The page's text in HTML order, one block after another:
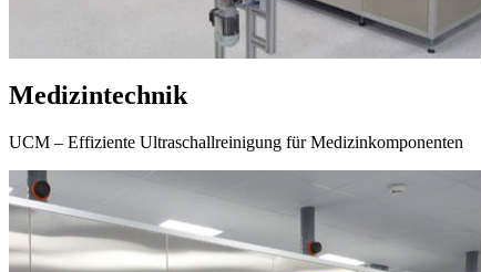
Medizintechnik
UCM – Effiziente Ultraschallreinigung für Medizinkomponenten